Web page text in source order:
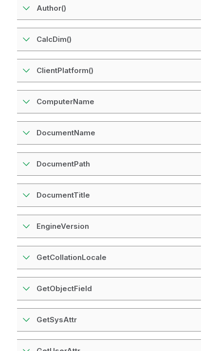
Author()
CalcDim()
ClientPlatform()
ComputerName
DocumentName
DocumentPath
DocumentTitle
EngineVersion
GetCollationLocale
GetObjectField
GetSysAttr